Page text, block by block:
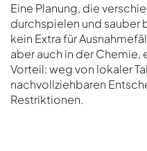
Eine Planung, die
durchspielen und sauber
kein Extra für
aber auch in der Chemie,
Vorteil: weg von lokaler
nachvollziehbaren
Restriktionen.